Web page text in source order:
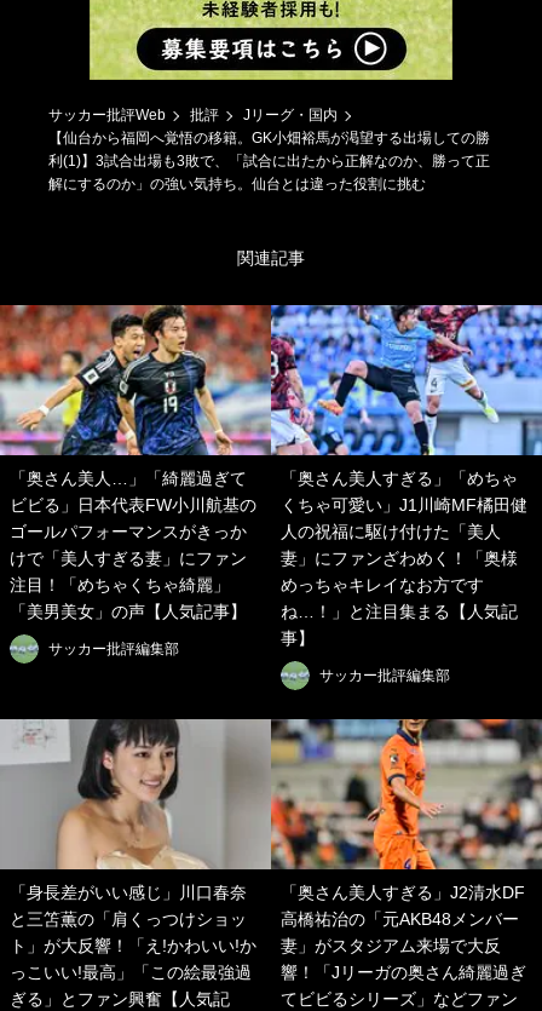
サッカー批評Web 批評
Jリーグ・国内
【仙台から福岡へ覚悟の移籍。GK小畑裕馬が渇望する出場しての勝
利(1)】3試合出場も3敗で、「試合に出たから正解なのか、勝って正
解にするのか」の強い気持ち。仙台とは違った役割に挑む
関連記事
「奥さん美人…」「綺麗過ぎて
ビビる」日本代表FW小川航基の
ゴールパフォーマンスがきっか
けで「美人すぎる妻」にファン
注目！「めちゃくちゃ綺麗」
「美男美女」の声【人気記事】
サッカー批評編集部
「奥さん美人すぎる」「めちゃ
くちゃ可愛い」J1川崎MF橘田健
人の祝福に駆け付けた「美人
妻」にファンざわめく！「奥様
めっちゃキレイなお方です
ね…！」と注目集まる【人気記
事】
サッカー批評編集部
「身長差がいい感じ」川口春奈
と三笘薫の「肩くっつけショッ
ト」が大反響！「え!かわいい!か
っこいい!最高」「この絵最強過
ぎる」とファン興奮【人気記
「奥さん美人すぎる」J2清水DF
高橋祐治の「元AKB48メンバー
妻」がスタジアム来場で大反
響！「Jリーガの奥さん綺麗過ぎ
てビビるシリーズ」などファン